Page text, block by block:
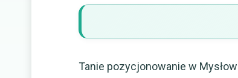
Tanie pozycjonowanie w